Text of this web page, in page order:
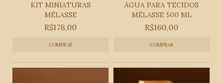
KIT MINIATURAS
MÉLASSE
R$178,00
ÁGUA PARA TECIDOS
MÉLASSE 500 ML
R$160,00